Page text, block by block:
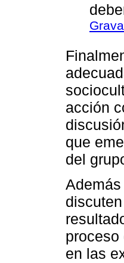
acción
que
del
proceso
en las